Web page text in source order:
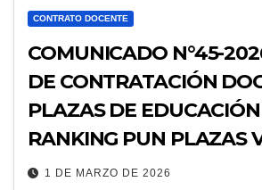
CONTRATO DOCENTE
COMUNICADO N°45-
DE CONTRATACIÓN
PLAZAS DE
RANKING PUN PLAZAS
1 DE MARZO DE 2026